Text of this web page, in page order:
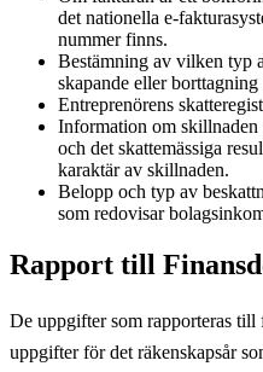
det nationella e-
nummer finns.
Bestämning av vilken typ
skapande eller
Entreprenörens
Information om skillnaden
och det skattemässiga
karaktär av skillnaden.
Belopp och typ av
som redovisar
Rapport till
De uppgifter som rapporteras till
uppgifter för det räkenskapsår